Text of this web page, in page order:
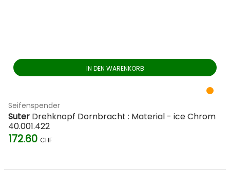
IN DEN WARENKORB
Seifenspender
Suter Drehknopf Dornbracht : Material - ice Chrom
40.001.422
172.60 CHF